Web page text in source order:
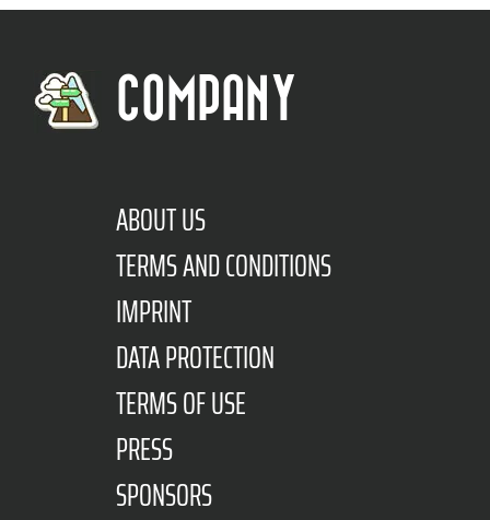
COMPANY
ABOUT US
TERMS AND CONDITIONS
IMPRINT
DATA PROTECTION
TERMS OF USE
PRESS
SPONSORS